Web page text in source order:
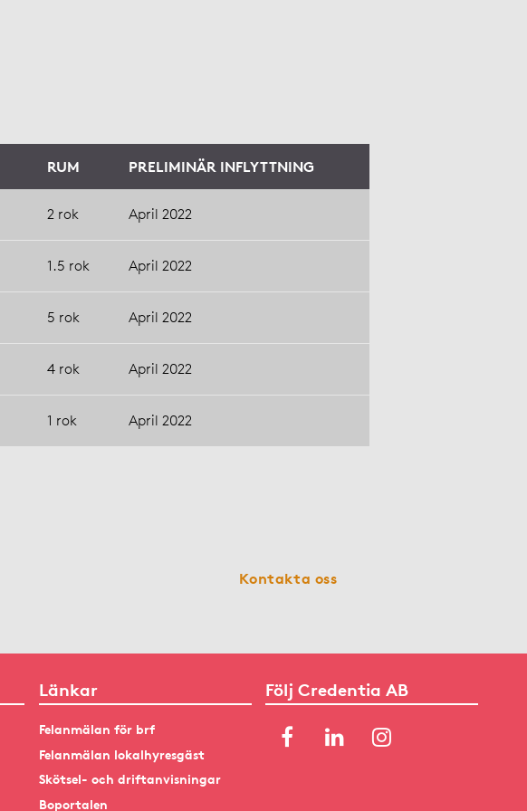
RUM PRELIMINÄR INFLYTTNING
2 rok April 2022
1.5 rok April 2022
5 rok April 2022
4 rok April 2022
1 rok April 2022
Kontakta oss
Länkar
Felanmälan för brf
Felanmälan lokalhyresgäst
Skötsel- och driftanvisningar
Boportalen
Följ Credentia AB